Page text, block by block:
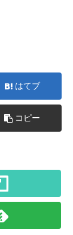
はてブ
コピー